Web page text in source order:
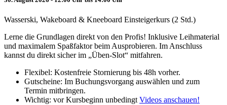
Wasserski, Wakeboard & Kneeboard Einsteigerkurs (2 Std.)
Lerne die Grundlagen direkt von den Profis! Inklusive Leihmaterial
und maximalem Spaßfaktor beim Ausprobieren. Im Anschluss
kannst du direkt sicher im „Üben-Slot“ mitfahren.
Flexibel: Kostenfreie Stornierung bis 48h vorher.
Gutscheine: Im Buchungsvorgang auswählen und zum
Termin mitbringen.
Wichtig: vor Kursbeginn unbedingt Videos anschauen!